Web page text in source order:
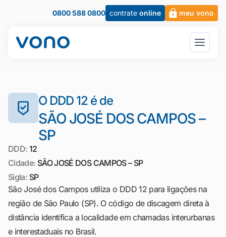
0800 588 0800 contrate online meu vono
O DDD 12 é de
SÃO JOSÉ DOS CAMPOS –
SP
DDD: 12
Cidade: SÃO JOSÉ DOS CAMPOS – SP
Sigla: SP
São José dos Campos utiliza o DDD 12 para ligações na
região de São Paulo (SP). O código de discagem direta à
distância identifica a localidade em chamadas interurbanas
e interestaduais no Brasil.